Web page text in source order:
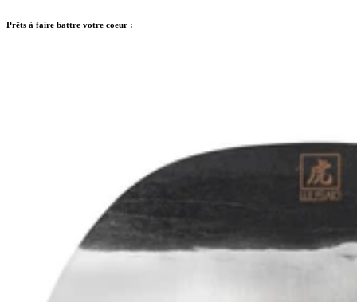
Prêts à faire battre votre coeur :